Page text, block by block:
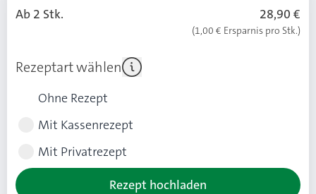
Ab 2 Stk. 28,90 €
(1,00 € Ersparnis pro Stk.)
Rezeptart wählen
Ohne Rezept
Mit Kassenrezept
Mit Privatrezept
Rezept hochladen